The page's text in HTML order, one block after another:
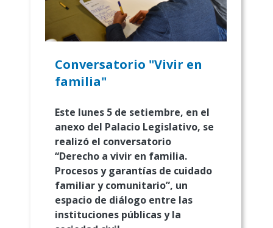
Conversatorio "Vivir en
familia"
Este lunes 5 de setiembre, en el
anexo del Palacio Legislativo, se
realizó el conversatorio
“Derecho a vivir en familia.
Procesos y garantías de cuidado
familiar y comunitario”, un
espacio de diálogo entre las
instituciones públicas y la